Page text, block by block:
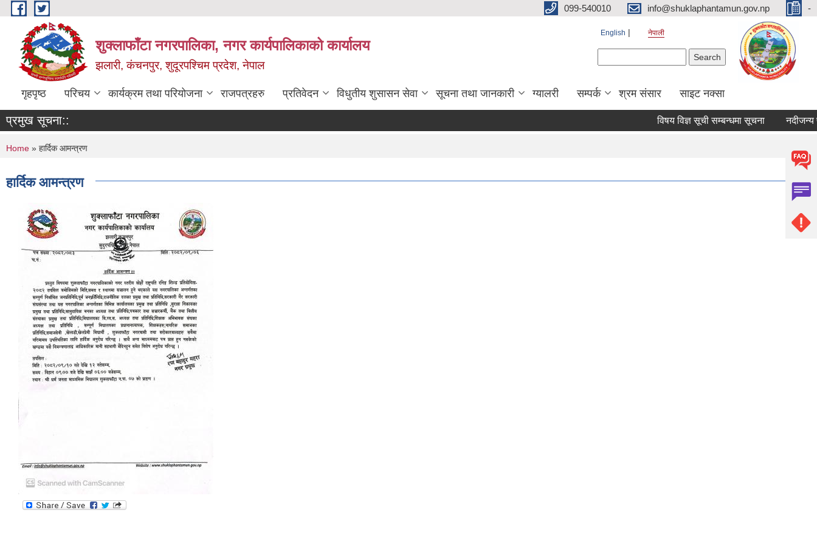
Skip to main content 099-540010 info@shuklaphantamun.gov.np -
शुक्लाफाँटा नगरपालिका, नगर कार्यपालिकाको कार्यालय
झलारी, कंचनपुर, शुदूरपश्चिम प्रदेश, नेपाल
English नेपाली
गृहपृष्ठ परिचय कार्यक्रम तथा परियोजना राजपत्रहरु प्रतिवेदन विधुतीय शुसासन सेवा सूचना तथा जानकारी ग्यालरी सम्पर्क श्रम संसार साइट नक्सा
प्रमुख सूचना:: विषय विज्ञ सूची सम्बन्धमा सूचना नदीजन्य
You are here
Home » हार्दिक आमन्त्रण
हार्दिक आमन्त्रण